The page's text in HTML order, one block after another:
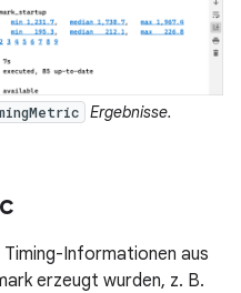
Ergebnisse.
Informationen aus
erzeugt wurden, z. B.